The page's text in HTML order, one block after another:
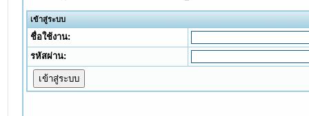
เข้าสู่ระบบ
ชื่อใช้งาน:
รหัสผ่าน: